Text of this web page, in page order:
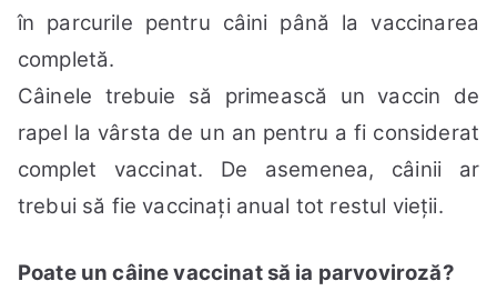
în parcurile pentru câini până la vaccinarea
completă.
Câinele trebuie să primească un vaccin de
rapel la vârsta de un an pentru a fi considerat
complet vaccinat. De asemenea, câinii ar
trebui să fie vaccinați anual tot restul vieții.
Poate un câine vaccinat să ia parvoviroză?